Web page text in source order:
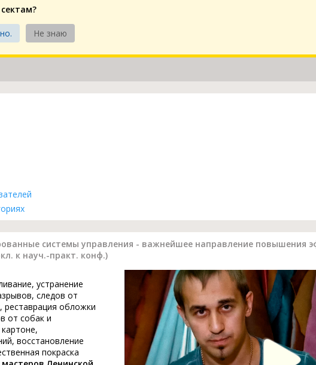
Не знаю
системы управления - важнейшее направление повышения
к науч.-практ. конф.)
устранение
следов от
реставрация обложки
от собак и
восстановление
покраска